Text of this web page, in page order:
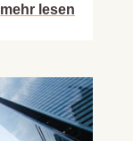
mehr lesen